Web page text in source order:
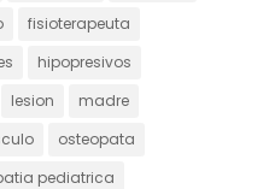
fisioterapeuta
hipopresivos
lesion
madre
osteopata
pediatrica